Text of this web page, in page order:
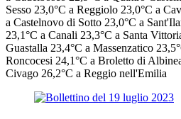
Sesso 23,0°C a Reggiolo 23,0°C a
a Castelnovo di Sotto 23,0°C a
23,1°C a Canali 23,3°C a Santa
Guastalla 23,4°C a Massenzatico
Roncocesi 24,1°C a Broletto di
Civago 26,2°C a Reggio nell'Emilia